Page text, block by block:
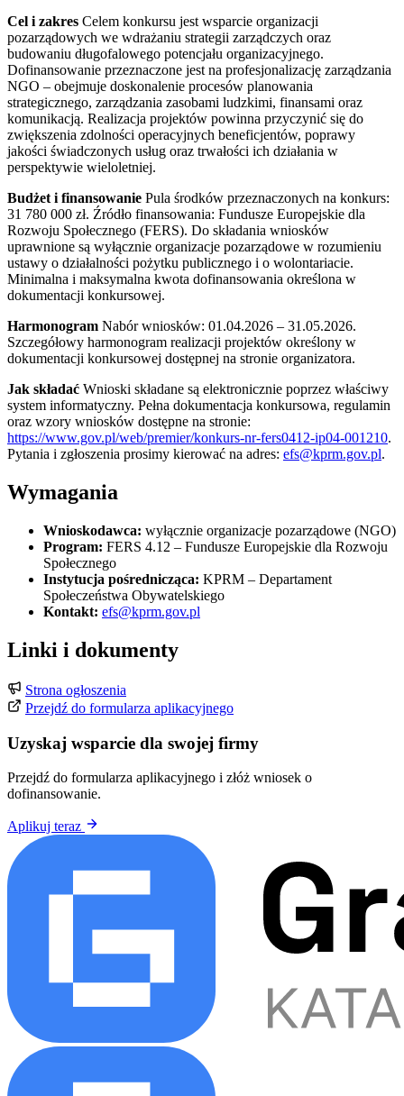
Cel i zakres Celem konkursu jest wsparcie organizacji
pozarządowych we wdrażaniu strategii zarządczych oraz
budowaniu długofalowego potencjału organizacyjnego.
Dofinansowanie przeznaczone jest na profesjonalizację zarządzania
NGO – obejmuje doskonalenie procesów planowania
strategicznego, zarządzania zasobami ludzkimi, finansami oraz
komunikacją. Realizacja projektów powinna przyczynić się do
zwiększenia zdolności operacyjnych beneficjentów, poprawy
jakości świadczonych usług oraz trwałości ich działania w
perspektywie wieloletniej.
Budżet i finansowanie Pula środków przeznaczonych na konkurs:
31 780 000 zł. Źródło finansowania: Fundusze Europejskie dla
Rozwoju Społecznego (FERS). Do składania wniosków
uprawnione są wyłącznie organizacje pozarządowe w rozumieniu
ustawy o działalności pożytku publicznego i o wolontariacie.
Minimalna i maksymalna kwota dofinansowania określona w
dokumentacji konkursowej.
Harmonogram Nabór wniosków: 01.04.2026 – 31.05.2026.
Szczegółowy harmonogram realizacji projektów określony w
dokumentacji konkursowej dostępnej na stronie organizatora.
Jak składać Wnioski składane są elektronicznie poprzez właściwy
system informatyczny. Pełna dokumentacja konkursowa, regulamin
oraz wzory wniosków dostępne na stronie:
https://www.gov.pl/web/premier/konkurs-nr-fers0412-ip04-001210.
Pytania i zgłoszenia prosimy kierować na adres: efs@kprm.gov.pl.
Wymagania
Wnioskodawca: wyłącznie organizacje pozarządowe (NGO)
Program: FERS 4.12 – Fundusze Europejskie dla Rozwoju
Społecznego
Instytucja pośrednicząca: KPRM – Departament
Społeczeństwa Obywatelskiego
Kontakt: efs@kprm.gov.pl
Linki i dokumenty
Strona ogłoszenia
Przejdź do formularza aplikacyjnego
Uzyskaj wsparcie dla swojej firmy
Przejdź do formularza aplikacyjnego i złóż wniosek o
dofinansowanie.
Aplikuj teraz